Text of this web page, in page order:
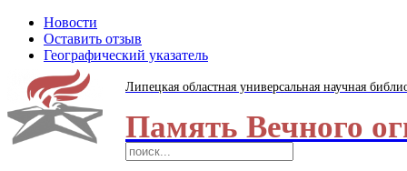
Новости
Оставить отзыв
Географический указатель
Липецкая областная универсальная научная
Память Вечного